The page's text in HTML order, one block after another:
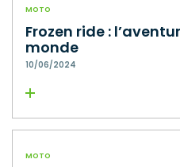
MOTO
Frozen ride :
monde
10/06/2024
Lire la suite
MOTO